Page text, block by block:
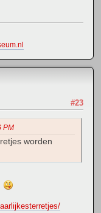
#23
PM
worden